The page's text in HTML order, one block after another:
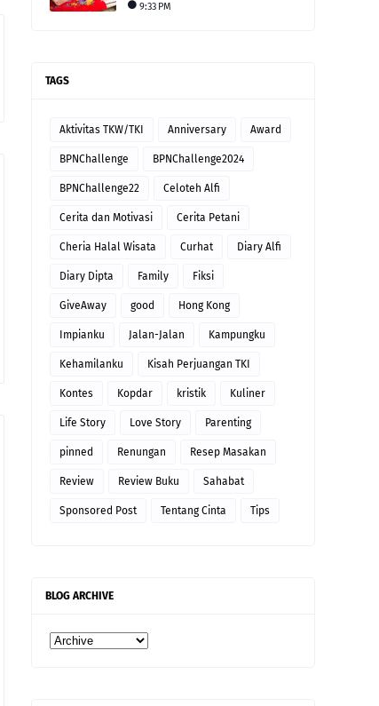
9:33 PM
TAGS
Aktivitas TKW/TKI Anniversary Award
BPNChallenge BPNChallenge2024
BPNChallenge22 Celoteh Alfi
Cerita dan Motivasi Cerita Petani
Cheria Halal Wisata Curhat Diary Alfi
Diary Dipta Family Fiksi
GiveAway good Hong Kong
Impianku Jalan-Jalan Kampungku
Kehamilanku Kisah Perjuangan TKI
Kontes Kopdar kristik Kuliner
Life Story Love Story Parenting
pinned Renungan Resep Masakan
Review Review Buku Sahabat
Sponsored Post Tentang Cinta Tips
BLOG ARCHIVE